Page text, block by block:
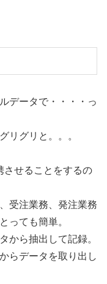
データで・・・・っ
リグリと。。。
させることをするの
受注業務、発注業務
っても簡単。
から抽出して記録。
らデータを取り出し